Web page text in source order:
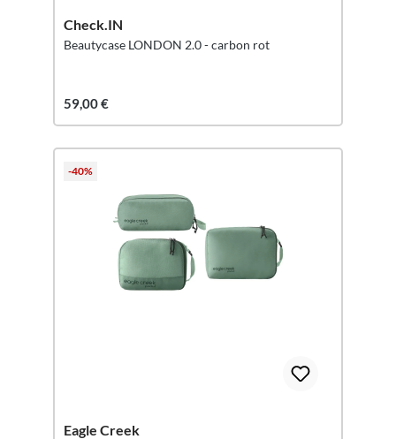
Check.IN
Beautycase LONDON 2.0 - carbon rot
59,00 €
-40%
Eagle Creek